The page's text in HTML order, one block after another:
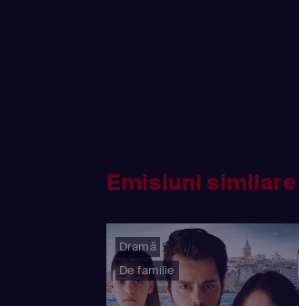
Emisiuni similare
Dramă
De familie